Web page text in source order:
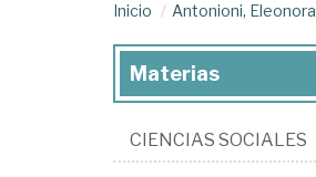
Inicio Antonioni, Eleonora
Materias
CIENCIAS SOCIALES